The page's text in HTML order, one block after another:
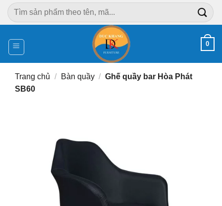
Chuyển
đến
dung
Tìm
kiếm:
0
Trang chủ / Bàn quầy / Ghế quầy bar Hòa Phát
SB60